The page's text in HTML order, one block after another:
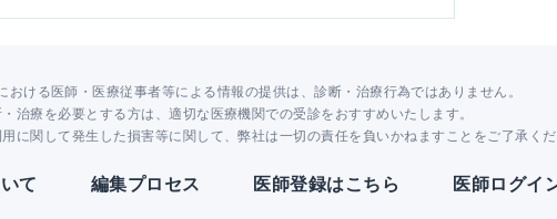
おける医師・医療従事者等による情報の提供は、診断・治療行為ではありません。
治療を必要とする方は、適切な医療機関での受診をおすすめいたします。
に関して発生した損害等に関して、弊社は一切の責任を負いかねますことをご了承くだ
て 編集プロセス 医師登録はこちら 医師ログイ